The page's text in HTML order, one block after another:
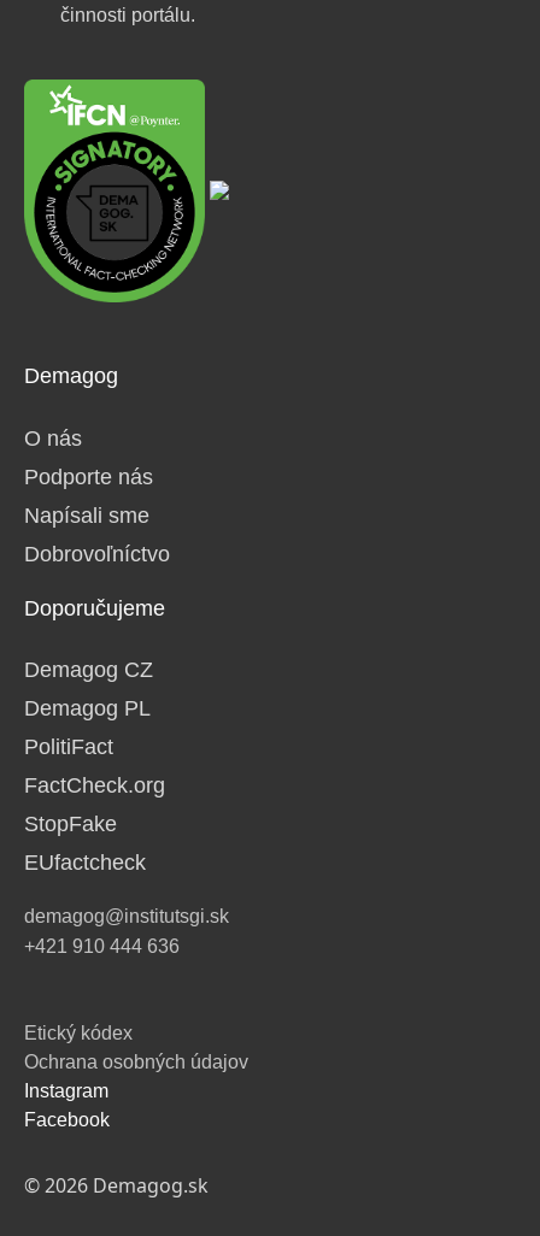
Demagog
O nás
Podporte nás
Napísali sme
Dobrovoľníctvo
Doporučujeme
Demagog CZ
Demagog PL
PolitiFact
FactCheck.org
StopFake
EUfactcheck
demagog@institutsgi.sk
+421 910 444 636
činnosti portálu.
Etický kódex
Ochrana osobných údajov
Instagram
Facebook
© 2026 Demagog.sk